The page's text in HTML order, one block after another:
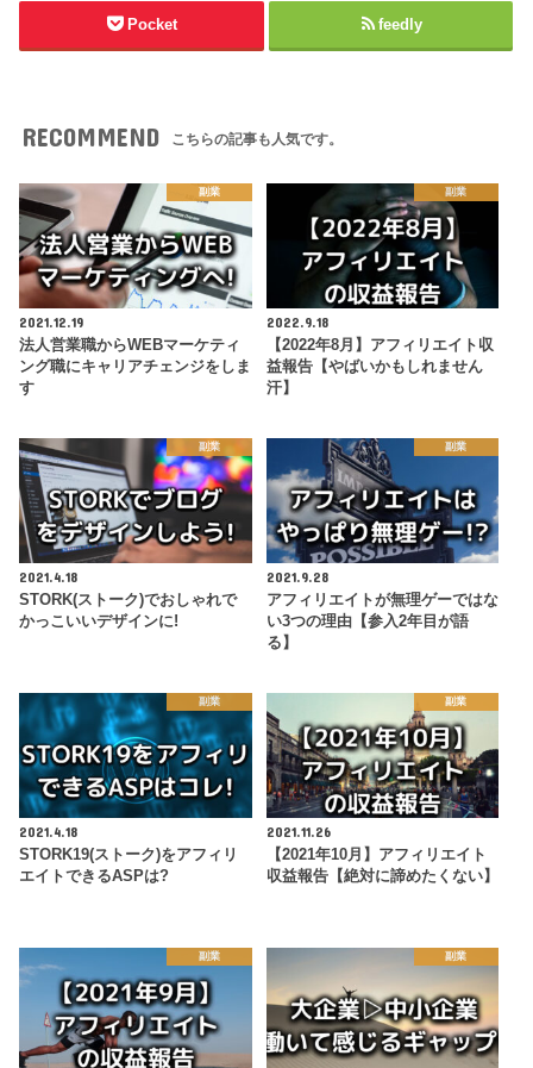
Pocket feedly
RECOMMEND こちらの記事も人気です。
副業
2021.12.19
法人営業職からWEBマーケティ
ング職にキャリアチェンジをしま
す
副業
2022.9.18
【2022年8月】アフィリエイト収
益報告【やばいかもしれません
汗】
副業
2021.4.18
STORK(ストーク)でおしゃれで
かっこいいデザインに!
副業
2021.9.28
アフィリエイトが無理ゲーではな
い3つの理由【参入2年目が語
る】
副業
2021.4.18
STORK19(ストーク)をアフィリ
エイトできるASPは?
副業
2021.11.26
【2021年10月】アフィリエイト
収益報告【絶対に諦めたくない】
副業 副業